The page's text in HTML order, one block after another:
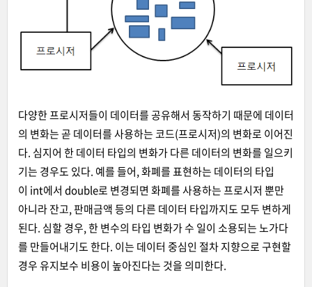
다양한 프로시저들이 데이터를 공유해서 동작하기 때문에 데이터
의 변화는 곧 데이터를 사용하는 코드(프로시저)의 변화로 이어진
다. 심지어 한 데이터 타입의 변화가 다른 데이터의 변화를 일으키
기는 경우도 있다. 예를 들어, 화폐를 표현하는 데이터의 타입
이 int에서 double로 변경되면 화폐를 사용하는 프로시저 뿐만
아니라 잔고, 판매금액 등의 다른 데이터 타입까지도 모두 변하게
된다. 심할 경우, 한 변수의 타입 변화가 수 일이 소용되는 노가다
를 만들어내기도 한다. 이는 데이터 중심인 절차 지향으로 구현할
경우 유지보수 비용이 높아진다는 것을 의미한다.